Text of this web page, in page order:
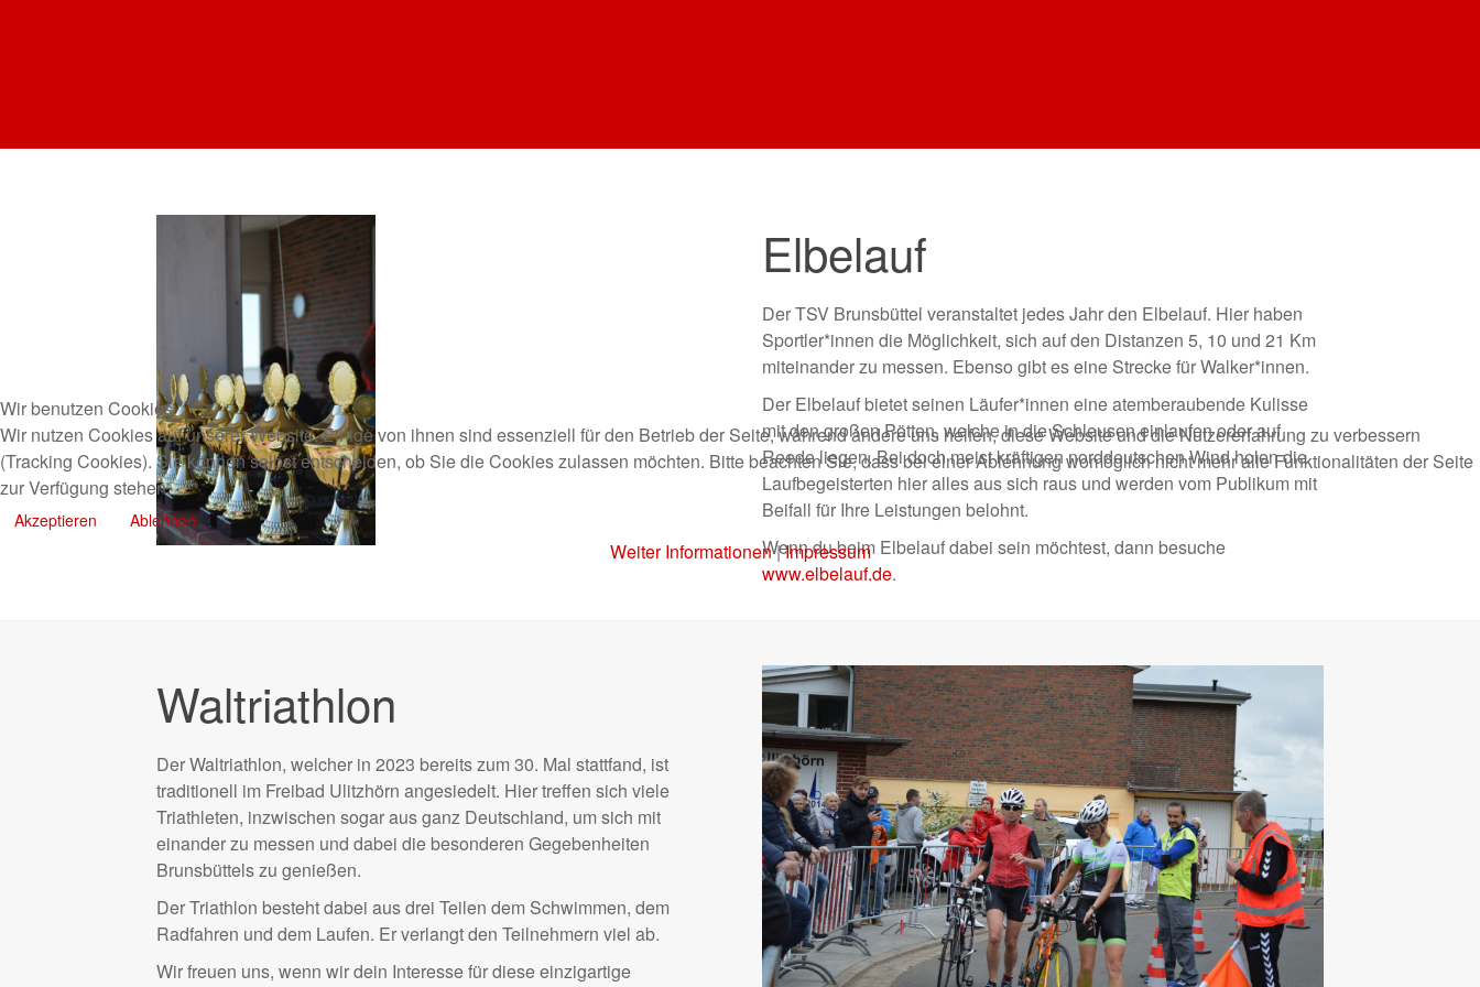
Elbelauf
Der TSV Brunsbüttel veranstaltet jedes Jahr den Elbelauf. Hier haben
Sportler*innen die Möglichkeit, sich auf den Distanzen 5, 10 und 21 Km
miteinander zu messen. Ebenso gibt es eine Strecke für Walker*innen.
Der Elbelauf bietet seinen Läufer*innen eine atemberaubende Kulisse
mit den großen Pötten, welche in die Schleusen einlaufen oder auf
Reede liegen. Bei doch meist kräftigen norddeutschen Wind holen die
Laufbegeisterten hier alles aus sich raus und werden vom Publikum mit
Beifall für Ihre Leistungen belohnt.
Wenn du beim Elbelauf dabei sein möchtest, dann besuche
www.elbelauf.de.
Waltriathlon
Der Waltriathlon, welcher in 2023 bereits zum 30. Mal stattfand, ist
traditionell im Freibad Ulitzhörn angesiedelt. Hier treffen sich viele
Triathleten, inzwischen sogar aus ganz Deutschland, um sich mit
einander zu messen und dabei die besonderen Gegebenheiten
Brunsbüttels zu genießen.
Der Triathlon besteht dabei aus drei Teilen dem Schwimmen, dem
Radfahren und dem Laufen. Er verlangt den Teilnehmern viel ab.
Wir freuen uns, wenn wir dein Interesse für diese einzigartige
Wir benutzen Cookies
Wir nutzen Cookies auf unserer Website. Einige von ihnen sind essenziell für den Betrieb der Seite, während andere uns helfen, diese Website und die Nutzererfahrung zu verbessern
(Tracking Cookies). Sie können selbst entscheiden, ob Sie die Cookies zulassen möchten. Bitte beachten Sie, dass bei einer Ablehnung womöglich nicht mehr alle Funktionalitäten der Seite
zur Verfügung stehen.
Akzeptieren Ablehnen
Weiter Informationen|Impressum